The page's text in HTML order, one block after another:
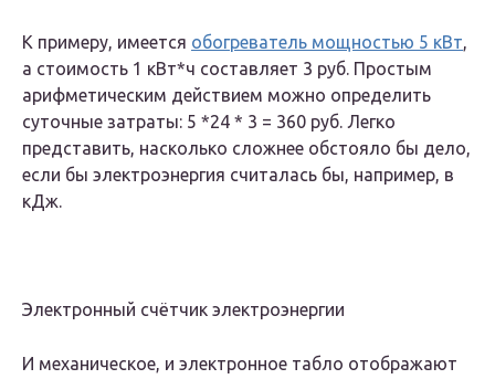
К примеру, имеется обогреватель мощностью 5 кВт,
а стоимость 1 кВт*ч составляет 3 руб. Простым
арифметическим действием можно определить
суточные затраты: 5 *24 * 3 = 360 руб. Легко
представить, насколько сложнее обстояло бы дело,
если бы электроэнергия считалась бы, например, в
кДж.
Электронный счётчик электроэнергии
И механическое, и электронное табло отображают